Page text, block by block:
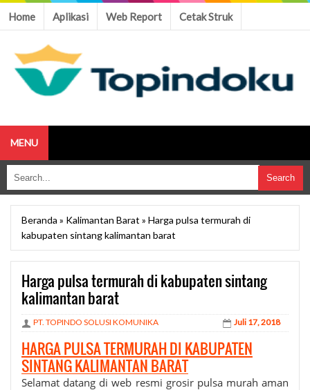
Home Aplikasi Web Report Cetak Struk
MENU
Beranda » Kalimantan Barat » Harga pulsa termurah di
kabupaten sintang kalimantan barat
Harga pulsa termurah di kabupaten sintang
kalimantan barat
PT. TOPINDO SOLUSI KOMUNIKA Juli 17, 2018
HARGA PULSA TERMURAH DI KABUPATEN
SINTANG KALIMANTAN BARAT
Selamat datang di web resmi grosir pulsa murah aman